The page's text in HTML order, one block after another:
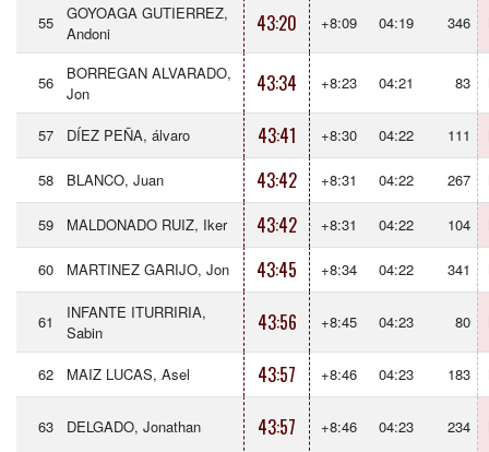
55
GOYOAGA GUTIERREZ,
Andoni
43:20 +8:09 04:19 346
56
BORREGAN ALVARADO,
Jon
43:34 +8:23 04:21 83
57 DÍEZ PEÑA, álvaro 43:41 +8:30 04:22 111
58 BLANCO, Juan 43:42 +8:31 04:22 267
59 MALDONADO RUIZ, Iker 43:42 +8:31 04:22 104
60 MARTINEZ GARIJO, Jon 43:45 +8:34 04:22 341
61
INFANTE ITURRIRIA,
Sabin
43:56 +8:45 04:23 80
62 MAIZ LUCAS, Asel 43:57 +8:46 04:23 183
63 DELGADO, Jonathan 43:57 +8:46 04:23 234